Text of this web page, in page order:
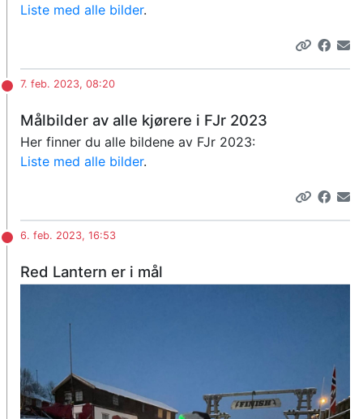
Liste med alle bilder.
7. feb. 2023, 08:20
Målbilder av alle kjørere i FJr 2023
Her finner du alle bildene av FJr 2023:
Liste med alle bilder.
6. feb. 2023, 16:53
Red Lantern er i mål